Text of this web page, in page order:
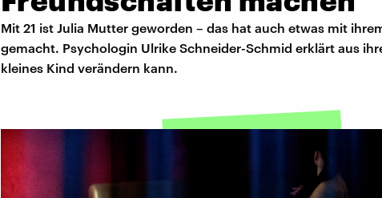
Mit 21 ist Julia Mutter geworden – das hat auch etwas mit
gemacht. Psychologin Ulrike Schneider-Schmid erklärt aus
kleines Kind verändern kann.